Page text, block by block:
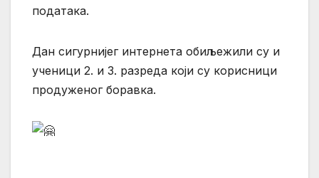
података.
Дан сигурнијег интернета обиљежили су и
ученици 2. и 3. разреда који су корисници
продуженог боравка.